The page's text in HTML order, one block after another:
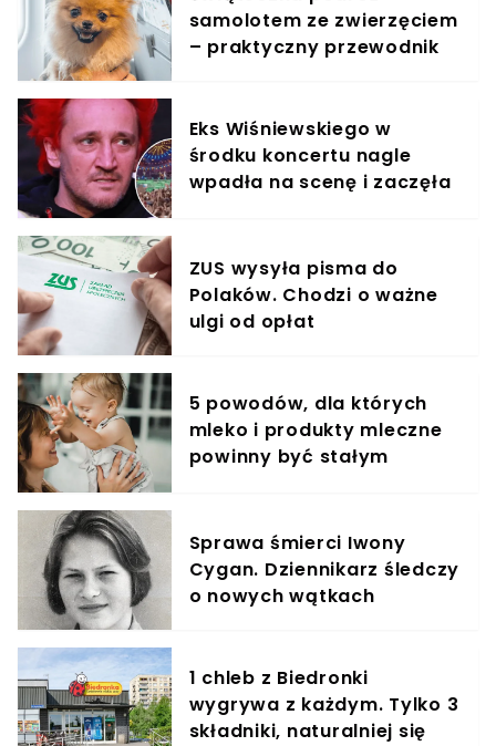
samolotem ze zwierzęciem
– praktyczny przewodnik
Eks Wiśniewskiego w
środku koncertu nagle
wpadła na scenę i zaczęła
ZUS wysyła pisma do
Polaków. Chodzi o ważne
ulgi od opłat
5 powodów, dla których
mleko i produkty mleczne
powinny być stałym
Sprawa śmierci Iwony
Cygan. Dziennikarz śledczy
o nowych wątkach
1 chleb z Biedronki
wygrywa z każdym. Tylko 3
składniki, naturalniej się